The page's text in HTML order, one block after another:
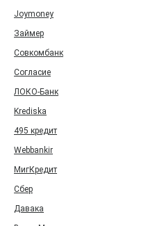
Joymoney
Займер
Совкомбанк
Согласие
ЛОКО-Банк
Krediska
495 кредит
Webbankir
МигКредит
Сбер
Давака